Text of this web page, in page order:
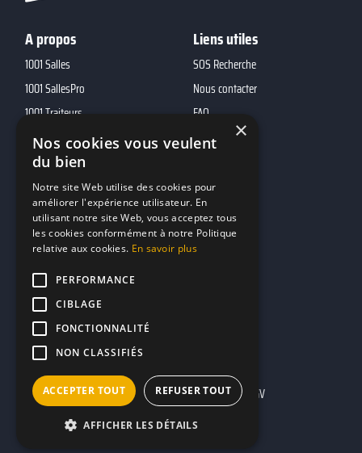
A propos
1001 Salles
1001 SallesPro
1001 Traiteurs
1001 DJ
10h01
MP2
Liens utiles
SOS Recherche
Nous contacter
FAQ
Contacts
marketing@reserverunbar.fr
11 rue Maurice Grandcoing
94200 Ivry-sur-Seine
Mentions légales CGU CGV
×
Nos cookies vous veulent
du bien
Notre site Web utilise des cookies pour
améliorer l'expérience utilisateur. En
utilisant notre site Web, vous acceptez tous
les cookies conformément à notre Politique
relative aux cookies. En savoir plus
PERFORMANCE
CIBLAGE
FONCTIONNALITÉ
NON CLASSIFIÉS
ACCEPTER TOUT REFUSER TOUT
AFFICHER LES DÉTAILS